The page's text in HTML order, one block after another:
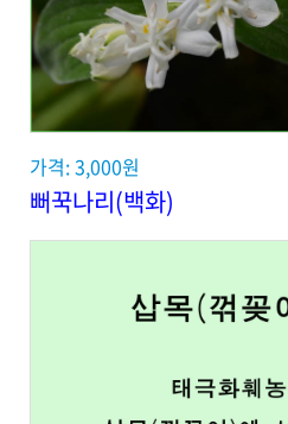
가격: 3,000원
뻐꾹나리(백화)